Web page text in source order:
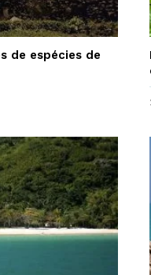
de espécies de